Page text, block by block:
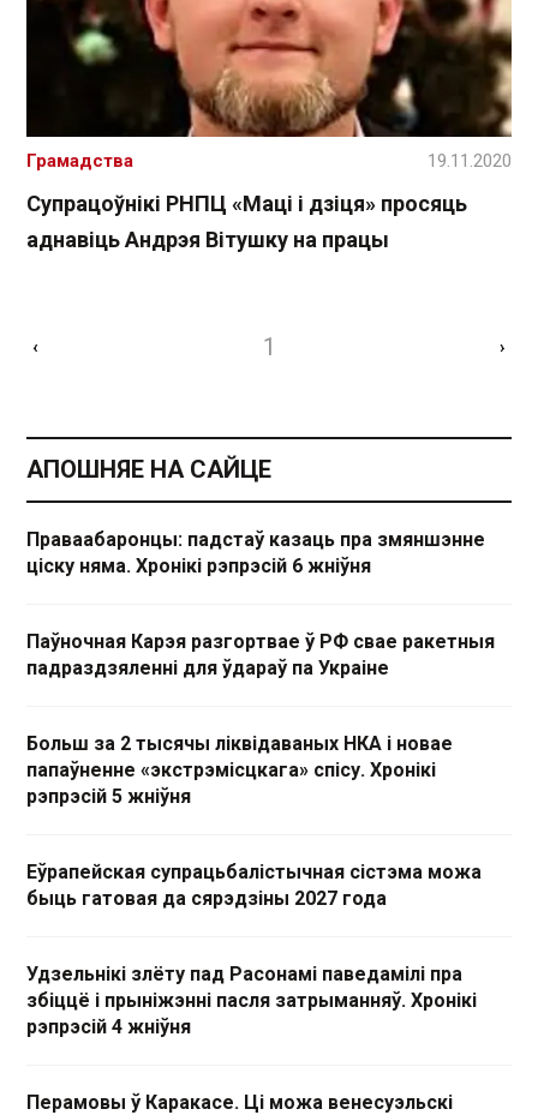
Супрацоўнікі РНПЦ «Маці і дзіця» просяць
аднавіць Андрэя Вітушку на працы
Грамадства 19.11.2020
‹ 1 ›
АПОШНЯЕ НА САЙЦЕ
Праваабаронцы: падстаў казаць пра змяншэнне
ціску няма. Хронікі рэпрэсій 6 жніўня
Паўночная Карэя разгортвае ў РФ свае ракетныя
падраздзяленні для ўдараў па Украіне
Больш за 2 тысячы ліквідаваных НКА і новае
папаўненне «экстрэмісцкага» спісу. Хронікі
рэпрэсій 5 жніўня
Еўрапейская супрацьбалістычная сістэма можа
быць гатовая да сярэдзіны 2027 года
Удзельнікі злёту пад Расонамі паведамілі пра
збіццё і прыніжэнні пасля затрыманняў. Хронікі
рэпрэсій 4 жніўня
Перамовы ў Каракасе. Ці можа венесуэльскі